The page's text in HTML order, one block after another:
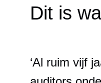
Dit is
‘Al ruim vijf